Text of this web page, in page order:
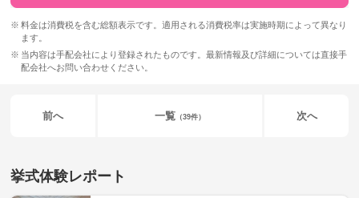
料金は消費税を含む総額表示です。適用される消費税率は実施時期によって異なり
ます。
当内容は手配会社により登録されたものです。最新情報及び詳細については直接手
配会社へお問い合わせください。
前へ 一覧 （39件） 次へ
挙式体験レポート